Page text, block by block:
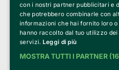
con i nostri partner pubblicitari e
che potrebbero combinarle con
informazioni che hai fornito loro o
hanno raccolto dal tuo utilizzo
servizi. Leggi di più
MOSTRA TUTTI I PARTNER